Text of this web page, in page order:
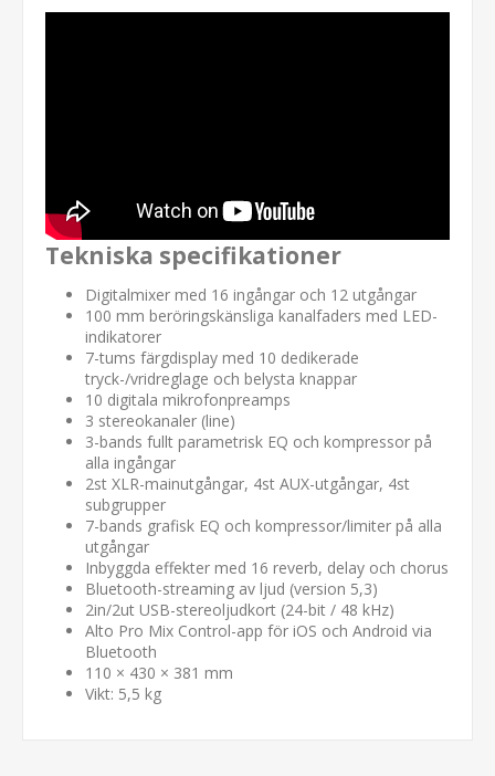
Tekniska specifikationer
Digitalmixer med 16 ingångar och 12 utgångar
100 mm beröringskänsliga kanalfaders med LED-
indikatorer
7-tums färgdisplay med 10 dedikerade
tryck-/vridreglage och belysta knappar
10 digitala mikrofonpreamps
3 stereokanaler (line)
3-bands fullt parametrisk EQ och kompressor på
alla ingångar
2st XLR-mainutgångar, 4st AUX-utgångar, 4st
subgrupper
7-bands grafisk EQ och kompressor/limiter på alla
utgångar
Inbyggda effekter med 16 reverb, delay och chorus
Bluetooth-streaming av ljud (version 5,3)
2in/2ut USB-stereoljudkort (24-bit / 48 kHz)
Alto Pro Mix Control-app för iOS och Android via
Bluetooth
110 × 430 × 381 mm
Vikt: 5,5 kg